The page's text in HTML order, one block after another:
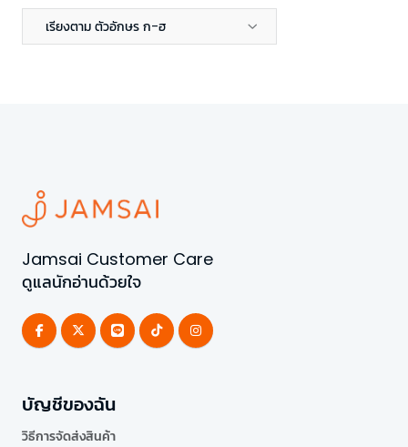
เรียงตาม ตัวอักษร ก-ฮ
Jamsai Customer Care
ดูแลนักอ่านด้วยใจ
บัญชีของฉัน
วิธีการจัดส่งสินค้า